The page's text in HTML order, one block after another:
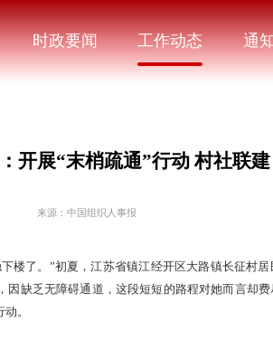
时政要闻 工作动态 通
开展“末梢疏通”行动 村社联
来源：中国组织人事报
楼了。”初夏，江苏省镇江经开区大路镇长征村
因缺乏无障碍通道，这段短短的路程对她而言却
。